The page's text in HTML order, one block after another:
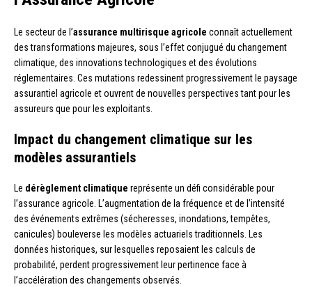
Le secteur de l’assurance multirisque agricole connaît actuellement
des transformations majeures, sous l’effet conjugué du changement
climatique, des innovations technologiques et des évolutions
réglementaires. Ces mutations redessinent progressivement le paysage
assurantiel agricole et ouvrent de nouvelles perspectives tant pour les
assureurs que pour les exploitants.
Impact du changement climatique sur les
modèles assurantiels
Le dérèglement climatique représente un défi considérable pour
l’assurance agricole. L’augmentation de la fréquence et de l’intensité
des événements extrêmes (sécheresses, inondations, tempêtes,
canicules) bouleverse les modèles actuariels traditionnels. Les
données historiques, sur lesquelles reposaient les calculs de
probabilité, perdent progressivement leur pertinence face à
l’accélération des changements observés.